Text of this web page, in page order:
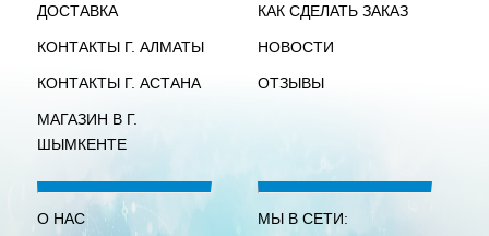
ДОСТАВКА
КОНТАКТЫ Г. АЛМАТЫ
КОНТАКТЫ Г. АСТАНА
МАГАЗИН В Г.
ШЫМКЕНТЕ
КАК СДЕЛАТЬ ЗАКАЗ
НОВОСТИ
ОТЗЫВЫ
О НАС МЫ В СЕТИ: